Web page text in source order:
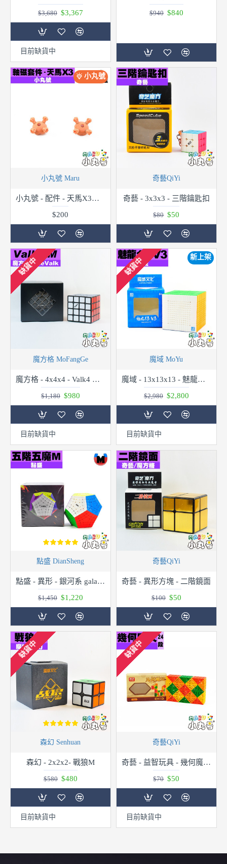
$3,367
$3,680
目前缺貨中
$840
$940
小丸號
小丸號 Maru
小丸號 - 配件 - 天馬X3軸磁套件
$200
奇藝QiYi
奇藝 - 3x3x3 - 三階鑰匙扣
$50
$80
缺貨中
魔方格 MoFangGe
魔方格 - 4x4x4 - Valk4 M 弱磁版
$980
$1,180
目前缺貨中
新上架
缺貨中
魔域 MoYu
魔域 - 13x13x13 - 魅龍十三階 v3
$2,800
$2,980
目前缺貨中
點盛 DianSheng
點盛 - 異形 - 銀河系 galaxy - 磁力五階五魔 Diansheng Gigaminx M
$1,220
$1,450
奇藝QiYi
奇藝 - 異形方塊 - 二階鏡面
$50
$100
缺貨中
森幻 Senhuan
森幻 - 2x2x2- 戰狼M
$480
$580
目前缺貨中
缺貨中
奇藝QiYi
奇藝 - 益智玩具 - 幾何魔尺 24段
$50
$70
目前缺貨中